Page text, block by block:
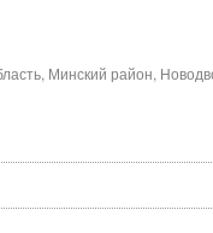
Минский район,